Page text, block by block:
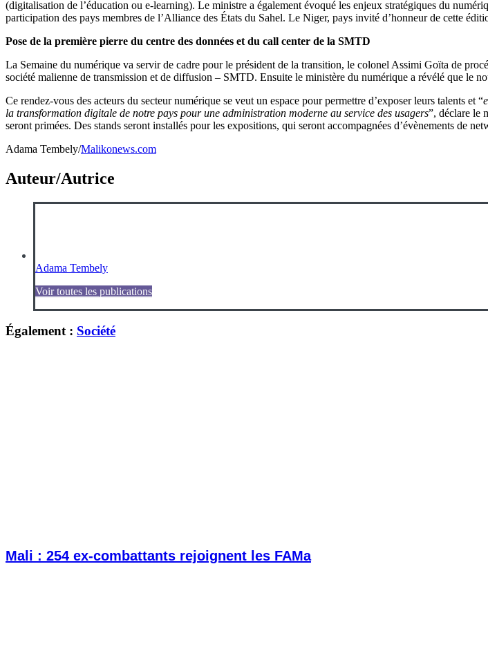
(digitalisation de l’éducation ou e-learning). Le ministre a également évoqué les enjeux stratégiques du
participation des pays membres de l’Alliance des États du Sahel. Le Niger, pays invité d’honneur de cette
Pose de la première pierre du centre des données et du call center de la SMTD
La Semaine du numérique va servir de cadre pour le président de la transition, le colonel Assimi Goïta de
société malienne de transmission et de diffusion – SMTD. Ensuite le ministère du numérique a révélé que le
Ce rendez-vous des acteurs du secteur numérique se veut un espace pour permettre d’exposer leurs talents et “
la transformation digitale de notre pays pour une administration moderne au service des usagers”, déclare le
seront primées. Des stands seront installés pour les expositions, qui seront accompagnées d’évènements de
Adama Tembely/Malikonews.com
Auteur/Autrice
Adama Tembely
Voir toutes les publications
Également : Société
Mali : 254 ex-combattants rejoignent les FAMa